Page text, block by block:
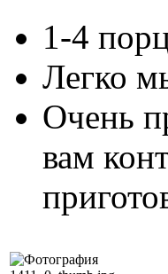
1-4
Легко
Очень
вам